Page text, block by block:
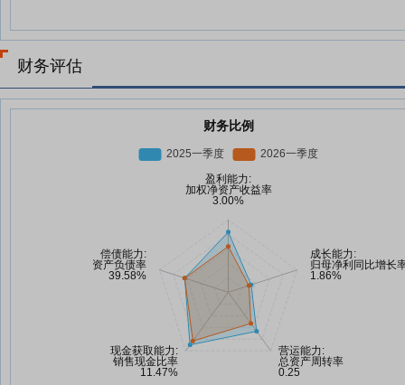
财务评估
财务比例